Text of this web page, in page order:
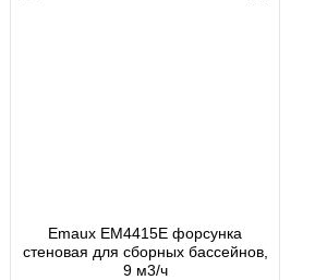
Emaux EM4415E форсунка
стеновая для сборных бассейнов,
9 м3/ч